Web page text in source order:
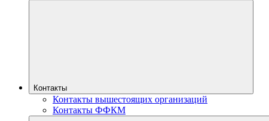
Контакты
Контакты вышестоящих организаций
Контакты ФФКМ